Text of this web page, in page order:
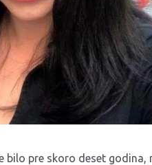
bilo pre skoro deset